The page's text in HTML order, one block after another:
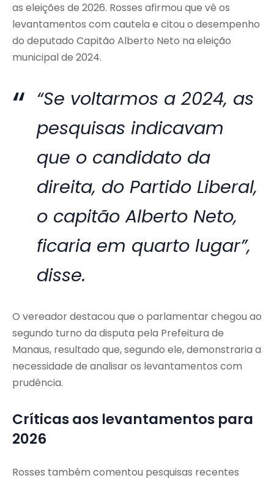
as eleições de 2026. Rosses afirmou que vê os
levantamentos com cautela e citou o desempenho
do deputado Capitão Alberto Neto na eleição
municipal de 2024.
“Se voltarmos a 2024, as
pesquisas indicavam
que o candidato da
direita, do Partido Liberal,
o capitão Alberto Neto,
ficaria em quarto lugar”,
disse.
O vereador destacou que o parlamentar chegou ao
segundo turno da disputa pela Prefeitura de
Manaus, resultado que, segundo ele, demonstraria a
necessidade de analisar os levantamentos com
prudência.
Críticas aos levantamentos para
2026
Rosses também comentou pesquisas recentes